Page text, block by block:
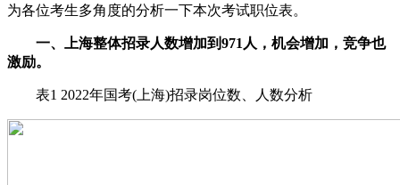
为各位考生多角度的分析一下本次考试职位表。
一、上海整体招录人数增加到971人，机会增加，竞争也
激励。
表1 2022年国考(上海)招录岗位数、人数分析